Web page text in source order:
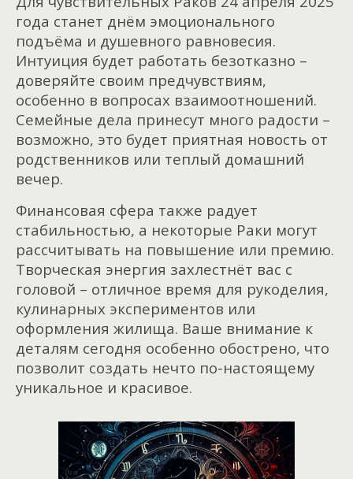
года станет днём эмоционального
подъёма и душевного равновесия.
Интуиция будет работать безотказно –
доверяйте своим предчувствиям,
особенно в вопросах взаимоотношений.
Семейные дела принесут много радости –
возможно, это будет приятная новость от
родственников или теплый домашний
вечер.
Финансовая сфера также радует
стабильностью, а некоторые Раки могут
рассчитывать на повышение или премию.
Творческая энергия захлестнёт вас с
головой – отличное время для рукоделия,
кулинарных экспериментов или
оформления жилища. Ваше внимание к
деталям сегодня особенно обострено, что
позволит создать нечто по-настоящему
уникальное и красивое.